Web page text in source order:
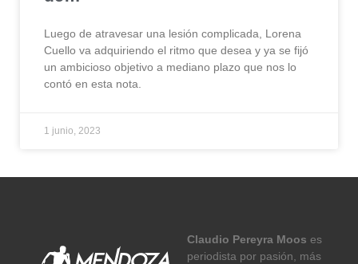
Luego de atravesar una lesión complicada, Lorena
Cuello va adquiriendo el ritmo que desea y ya se fijó
un ambicioso objetivo a mediano plazo que nos lo
contó en esta nota.
1 junio, 2023
Claudio Pereyra Moos es
periodista por pasión, más